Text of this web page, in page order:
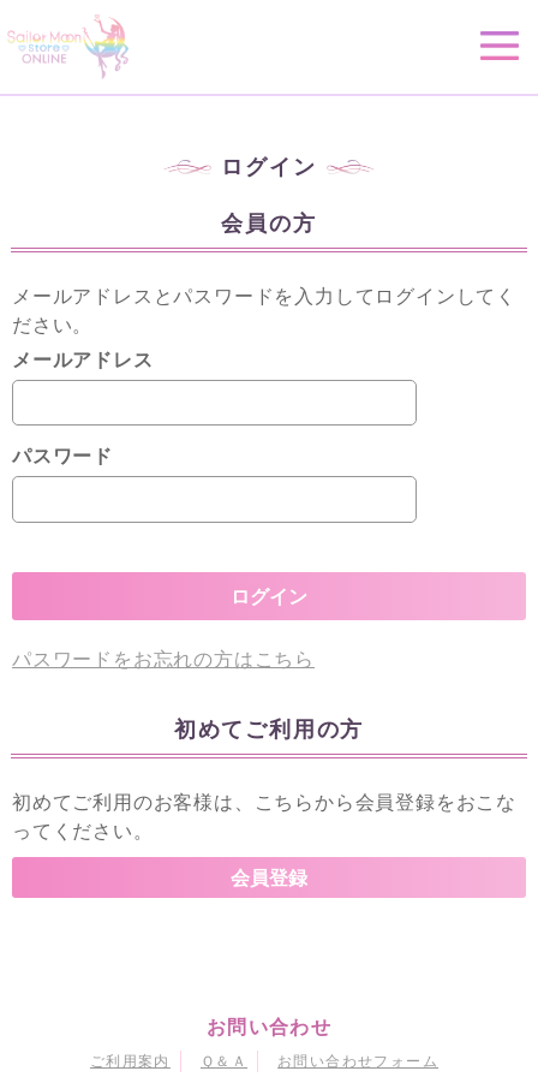
ログイン
会員の方
メールアドレスとパスワードを入力してログインしてく
ださい。
メールアドレス
パスワード
パスワードをお忘れの方はこちら
初めてご利用の方
初めてご利用のお客様は、こちらから会員登録をおこな
ってください。
お問い合わせ
ご利用案内 Ｑ＆Ａ お問い合わせフォーム